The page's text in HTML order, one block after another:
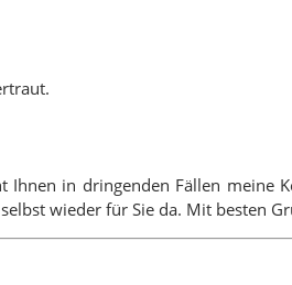
in dringenden Fällen meine
wieder für Sie da. Mit besten